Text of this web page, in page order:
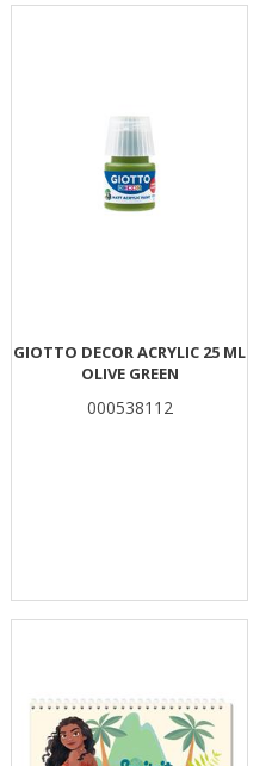
GIOTTO DECOR ACRYLIC 25 ML
OLIVE GREEN
000538112